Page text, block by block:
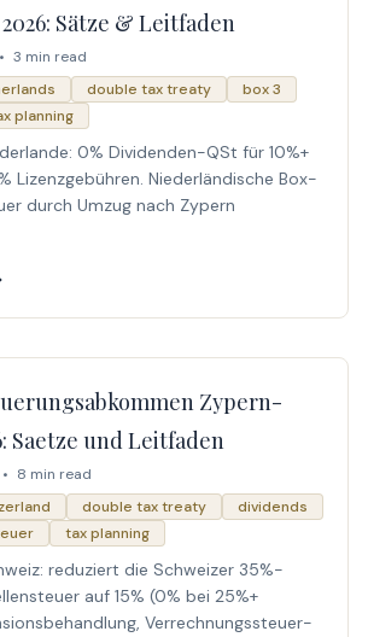
Sätze & Leitfaden
• 3 min read
double tax treaty
box 3
planning
0% Dividenden-QSt für 10%+
Lizenzgebühren. Niederländische Box-
durch Umzug nach Zypern
Zypern-
Saetze und Leitfaden
• 8 min read
double tax treaty
dividends
tax planning
reduziert die Schweizer 35%-
auf 15% (0% bei 25%+
Verrechnungssteuer-